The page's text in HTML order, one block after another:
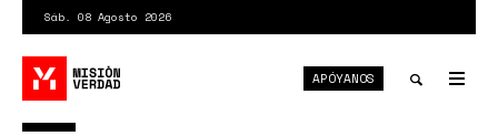
contenido
principal
Sáb. 08 Agosto 2026
APÓYANOS